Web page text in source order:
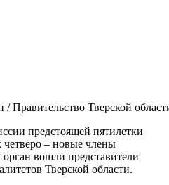
Правительство Тверской
предстоящей пятилетки
– новые члены
вошли представители
Тверской области.